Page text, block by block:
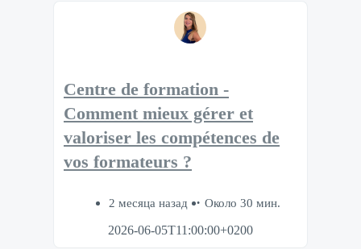
Centre de formation -
Comment mieux gérer et
valoriser les compétences de
vos formateurs ?
2 месяца назад
Около 30 мин.
2026-06-05T11:00:00+0200